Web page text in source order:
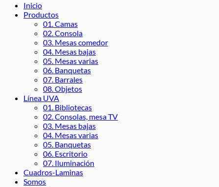
Inicio
Productos
01. Camas
02. Consola
03. Mesas comedor
04. Mesas bajas
05. Mesas varias
06. Banquetas
07. Barrales
08. Objetos
Línea UVA
01. Bibliotecas
02. Consolas, mesa TV
03. Mesas bajas
04. Mesas varias
05. Banquetas
06. Escritorio
07. Iluminación
Cuadros-Laminas
Somos